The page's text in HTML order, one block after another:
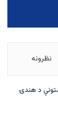
نظرونه
د هندۍ